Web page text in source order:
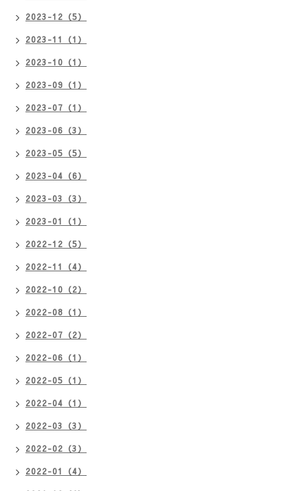
2023-12（5）
2023-11（1）
2023-10（1）
2023-09（1）
2023-07（1）
2023-06（3）
2023-05（5）
2023-04（6）
2023-03（3）
2023-01（1）
2022-12（5）
2022-11（4）
2022-10（2）
2022-08（1）
2022-07（2）
2022-06（1）
2022-05（1）
2022-04（1）
2022-03（3）
2022-02（3）
2022-01（4）